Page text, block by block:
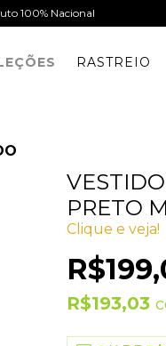
100% Nacional
RASTREIO
PRETO
Clique e veja!
R$193,03